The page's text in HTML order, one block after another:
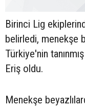
Birinci Lig
belirledi, menekşe
Türkiye'nin
Eriş oldu.
Menekşe